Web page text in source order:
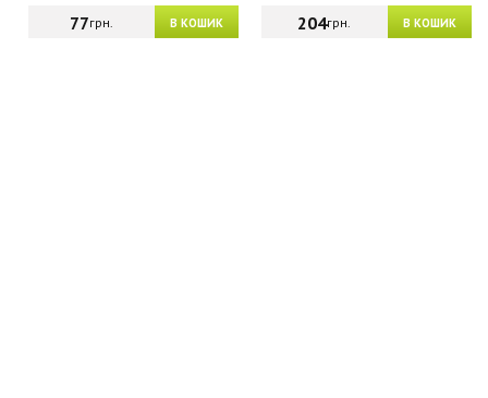
В КОШИК
77грн. В КОШИК
204грн.